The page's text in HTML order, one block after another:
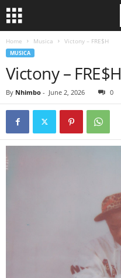
Home Musica Victony – FRE$H
MUSICA
Victony – FRE$H
By Nhimbo - June 2, 2026 0